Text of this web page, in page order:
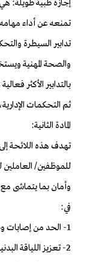
إجازة طبية طويلة:
تمنعه عن أداء مهامه
تدابير السيطرة
والصحة المهنية
بالتدابير الأكثر
ثم التحكمات
المادة الثانية:
تهدف هذه اللائحة
للموظفين/
وأمان بما يتماشى مع
في:
1- الحد من إصابات وحوادث العمل والأمراض المهنية.
2- تعزيز اللياقة البدنية والنفسية للعاملين/ الموظفين.